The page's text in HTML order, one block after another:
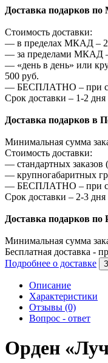
Доставка подарков по
Стоимость доставки:
— в пределах МКАД –
— за пределами МКАД
— «день в день» или
500 руб.
— БЕСПЛАТНО – при
Срок доставки – 1-2 дня
Доставка подарков в
Минимальная сумма
Стоимость доставки:
— стандартных заказов
— крупногабаритных
— БЕСПЛАТНО – при
Срок доставки – 2-3 дня
Доставка подарков
Минимальная сумма
Бесплатная доставка -
Подробнее о доставке
Описание
Характеристики
Отзывы (0)
Вопрос - ответ
Орден